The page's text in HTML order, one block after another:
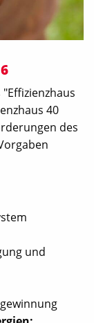
40
des
und